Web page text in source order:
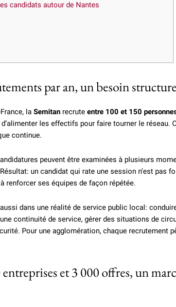
candidats autour de Nantes
par an, un besoin
la Semitan recrute entre 100 et 150
les effectifs pour faire tourner le réseau.
continue.
peuvent être examinées à plusieurs
un candidat qui rate une session n’est pas
renforcer ses équipes de façon répétée.
dans une réalité de service public local:
continuité de service, gérer des situations de
Pour une agglomération, chaque recrutement
et 3 000 offres, un